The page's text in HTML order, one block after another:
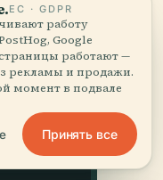
ЕС · GDPR
работу
Google
работают —
рекламы и продажи.
момент в подвале
Принять все